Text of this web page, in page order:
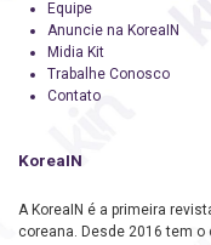
Equipe
Anuncie na KoreaIN
Midia Kit
Trabalhe Conosco
Contato
KoreaIN
A KoreaIN é a primeira
coreana. Desde 2016 tem